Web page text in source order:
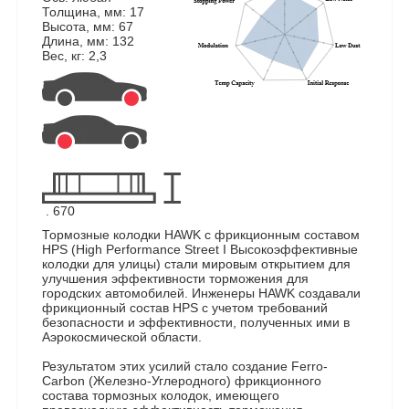
Толщина, мм: 17
Высота, мм: 67
Длина, мм: 132
Вес, кг: 2,3
. 670
Тормозные колодки HAWK с фрикционным составом
HPS (High Performance Street I Высокоэффективные
колодки для улицы) стали мировым открытием для
улучшения эффективности торможения для
городских автомобилей. Инженеры HAWK создавали
фрикционный состав HPS с учетом требований
безопасности и эффективности, полученных ими в
Аэрокосмической области.
Результатом этих усилий стало создание Ferro-
Carbon (Железно-Углеродного) фрикционного
состава тормозных колодок, имеющего